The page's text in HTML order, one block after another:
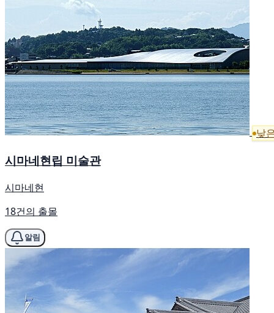
낮
시마네현립 미술관
시마네현
18건의 출몰
알림